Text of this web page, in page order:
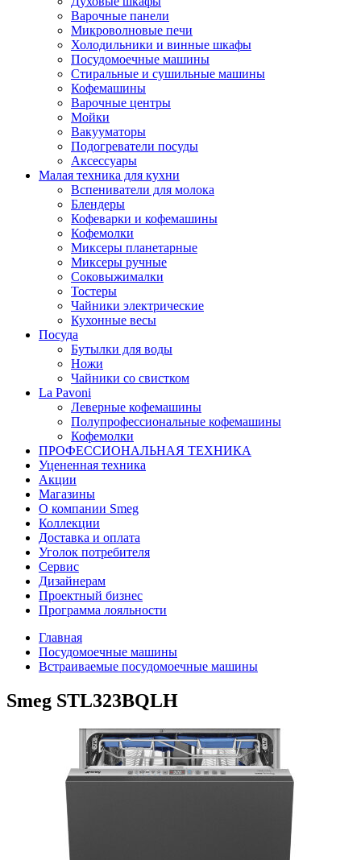
Варочные панели
Микроволновые печи
Холодильники и винные шкафы
Посудомоечные машины
Стиральные и сушильные машины
Кофемашины
Варочные центры
Мойки
Вакууматоры
Подогреватели посуды
Аксессуары
Малая техника для кухни
Вспениватели для молока
Блендеры
Кофеварки и кофемашины
Кофемолки
Миксеры планетарные
Миксеры ручные
Соковыжималки
Тостеры
Чайники электрические
Кухонные весы
Посуда
Бутылки для воды
Ножи
Чайники со свистком
La Pavoni
Леверные кофемашины
Полупрофессиональные кофемашины
Кофемолки
ПРОФЕССИОНАЛЬНАЯ ТЕХНИКА
Уцененная техника
Акции
Магазины
О компании Smeg
Коллекции
Доставка и оплата
Уголок потребителя
Сервис
Дизайнерам
Проектный бизнес
Программа лояльности
Главная
Посудомоечные машины
Встраиваемые посудомоечные машины
Smeg STL323BQLH